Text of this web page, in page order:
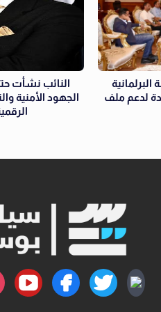
البرلمانية
لدعم ملف
النائب نشأت
الجهود الأمنية